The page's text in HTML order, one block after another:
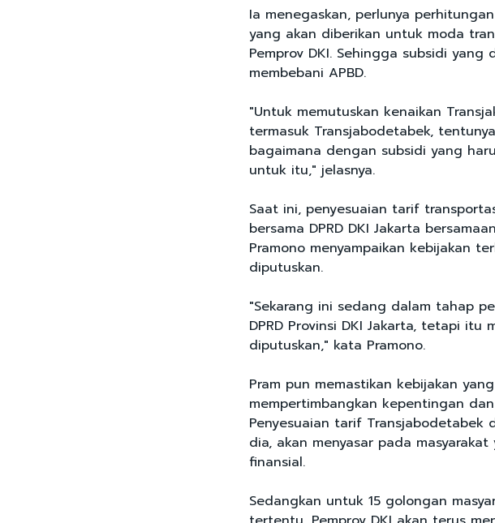
Ia menegaskan, perlunya
yang akan diberikan untuk moda
Pemprov DKI. Sehingga subsidi yang
membebani APBD.
"Untuk memutuskan kenaikan
termasuk Transjabodetabek,
bagaimana dengan subsidi yang
untuk itu," jelasnya.
Saat ini, penyesuaian tarif
bersama DPRD DKI Jakarta
Pramono menyampaikan kebijakan
diputuskan.
"Sekarang ini sedang dalam tahap
DPRD Provinsi DKI Jakarta, tetapi
diputuskan," kata Pramono.
Pram pun memastikan kebijakan
mempertimbangkan kepentingan
Penyesuaian tarif Transjabodetabek
dia, akan menyasar pada
finansial.
Sedangkan untuk 15 golongan